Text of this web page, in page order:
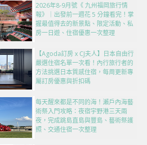
2026年8-9月號《 九州福岡旅行情
報》｜出發前一週花 5 分鐘看完！掌
握最值得去的新景點、限定活動、私
房一日遊、住宿優惠一次整理
【Agoda訂房 x CJ夫人】日本自由行
嚴選住宿名單一次看！內行旅行者的
方法挑選日本質感住宿，每周更新專
屬訂房優惠與折扣碼
每天醒來都是不同的海！瀨戶內海藝
術祭入門攻略：夜宿宇野港三天兩
夜，完成跳島直島與豐島、藝術祭護
照、交通住宿一次整理